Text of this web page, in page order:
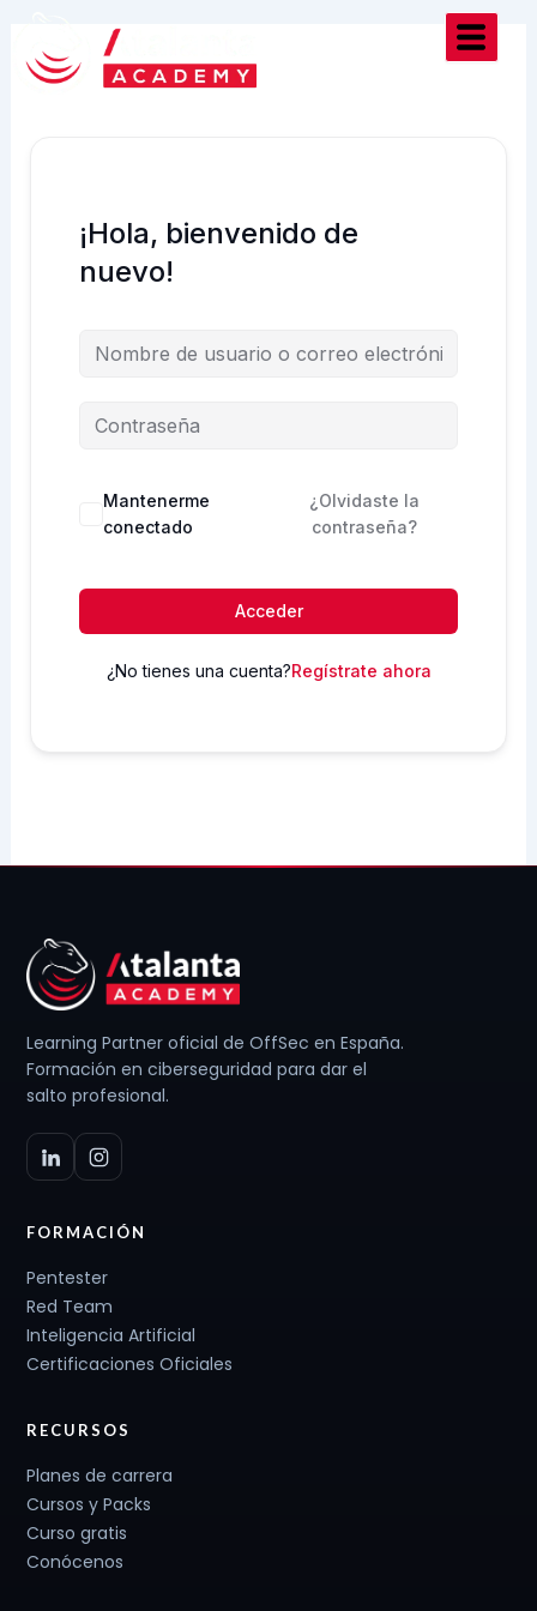
contenido
¡Hola, bienvenido de
nuevo!
Mantenerme
conectado
¿Olvidaste la
contraseña?
Acceder
¿No tienes una cuenta?Regístrate ahora
Learning Partner oficial de OffSec en España.
Formación en ciberseguridad para dar el
salto profesional.
FORMACIÓN
Pentester
Red Team
Inteligencia Artificial
Certificaciones Oficiales
RECURSOS
Planes de carrera
Cursos y Packs
Curso gratis
Conócenos